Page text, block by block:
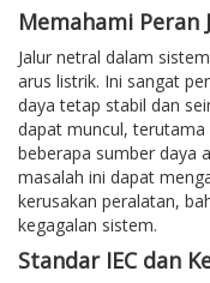
Memahami Peran
Jalur netral dalam sistem
arus listrik. Ini sangat
daya tetap stabil dan
dapat muncul, terutama
beberapa sumber daya
masalah ini dapat
kerusakan peralatan,
kegagalan sistem.
Standar IEC dan